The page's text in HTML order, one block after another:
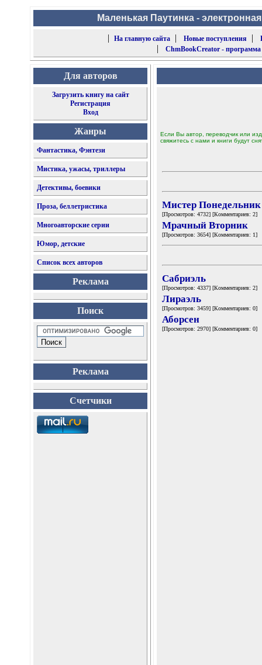
Маленькая Паутинка -
|
На главную сайта| Новые поступления |
| ChmBookCreator -
Для авторов
Загрузить книгу на сайт
Регистрация
Вход
Жанры
Фантастика, Фэнтези
Мистика, ужасы, триллеры
Детективы, боевики
Проза, беллетристика
Многоавторские серии
Юмор, детские
Список всех авторов
Реклама
Поиск
Реклама
Счетчики
Если Вы автор, переводчик или
свяжитесь с нами и книги будут
Мистер Понедельник
[Просмотров: 4732] [Комментариев: 2]
Мрачный Вторник
[Просмотров: 3654] [Комментариев: 1]
Сабриэль
[Просмотров: 4337] [Комментариев: 2]
Лираэль
[Просмотров: 3459] [Комментариев: 0]
Аборсен
[Просмотров: 2970] [Комментариев: 0]